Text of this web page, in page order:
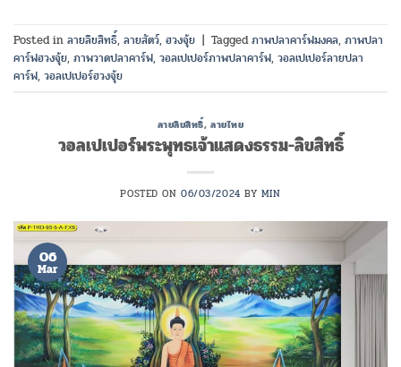
Posted in ลายลิขสิทธิ์, ลายสัตว์, ฮวงจุ้ย | Taggedภาพปลาคาร์ฟมงคล, ภาพปลา
คาร์ฟฮวงจุ้ย, ภาพวาดปลาคาร์ฟ, วอลเปเปอร์ภาพปลาคาร์ฟ, วอลเปเปอร์ลายปลา
คาร์ฟ, วอลเปเปอร์ฮวงจุ้ย
ลายลิขสิทธิ์,ลายไทย
วอลเปเปอร์พระพุทธเจ้าแสดงธรรม-ลิขสิทธิ์
POSTED ON06/03/2024 BY MIN
06
Mar